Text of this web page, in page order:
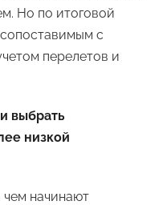
Но по итоговой
с
перелетов и
выбрать
низкой
чем начинают